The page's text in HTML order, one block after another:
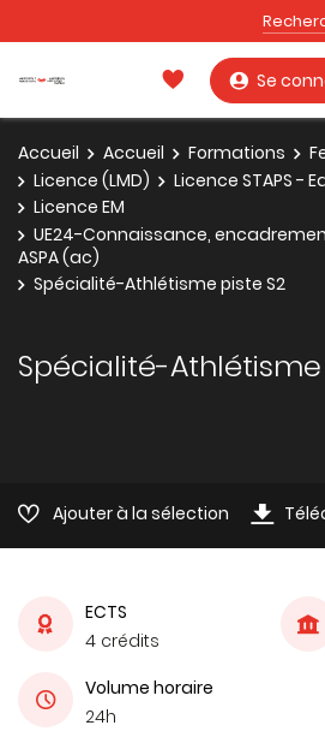
Se
Accueil Accueil Formations
Licence (LMD)
Licence STAPS -
Licence EM
UE24-Connaissance,
ASPA (ac)
Spécialité-Athlétisme piste S2
Spécialité-Athlétisme
Ajouter à la sélection
ECTS
4 crédits
Volume horaire
24h